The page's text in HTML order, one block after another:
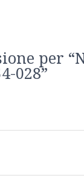
per
028”